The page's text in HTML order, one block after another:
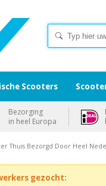
Thuis Bezorgd Door Heel
gezocht:
Scooters
Bezorging
in heel Europa